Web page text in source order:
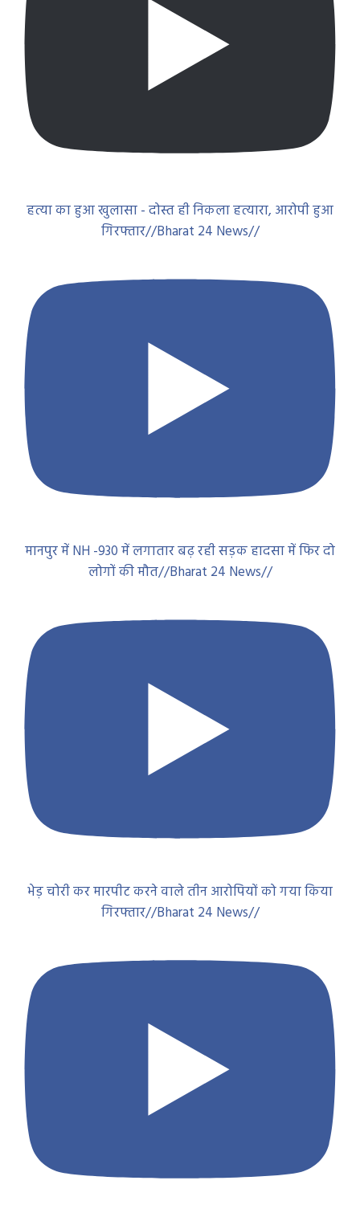
हत्या का हुआ खुलासा - दोस्त ही निकला हत्यारा, आरोपी हुआ
गिरफ्तार//Bharat 24 News//
मानपुर में NH -930 में लगातार बढ़ रही सड़क हादसा में फिर दो
लोगों की मौत//Bharat 24 News//
भेड़ चोरी कर मारपीट करने वाले तीन आरोपियों को गया किया
गिरफ्तार//Bharat 24 News//